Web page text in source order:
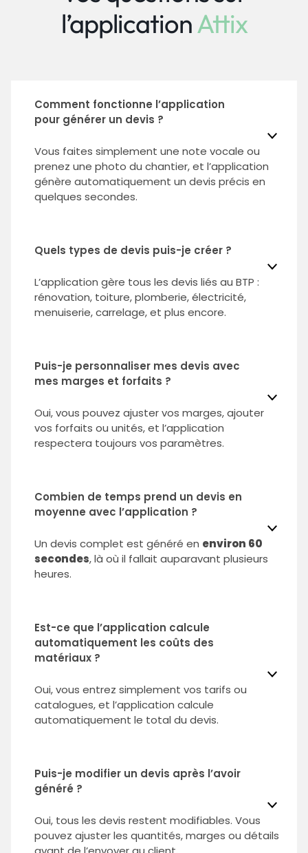
l’applicationAttix
Comment fonctionne l’application
pour générer un devis ?
Vous faites simplement une note vocale ou
prenez une photo du chantier, et l’application
génère automatiquement un devis précis en
quelques secondes.
Quels types de devis puis-je créer ?
L’application gère tous les devis liés au BTP :
rénovation, toiture, plomberie, électricité,
menuiserie, carrelage, et plus encore.
Puis-je personnaliser mes devis avec
mes marges et forfaits ?
Oui, vous pouvez ajuster vos marges, ajouter
vos forfaits ou unités, et l’application
respectera toujours vos paramètres.
Combien de temps prend un devis en
moyenne avec l’application ?
Un devis complet est généré en environ 60
secondes, là où il fallait auparavant plusieurs
heures.
Est-ce que l’application calcule
automatiquement les coûts des
matériaux ?
Oui, vous entrez simplement vos tarifs ou
catalogues, et l’application calcule
automatiquement le total du devis.
Puis-je modifier un devis après l’avoir
généré ?
Oui, tous les devis restent modifiables. Vous
pouvez ajuster les quantités, marges ou détails